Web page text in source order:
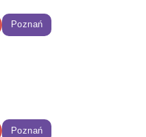
Poznań
Poznań